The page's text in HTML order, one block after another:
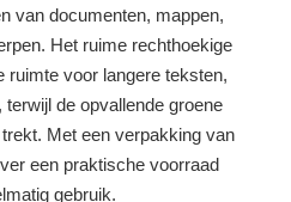
van documenten, mappen,
Het ruime rechthoekige
ruimte voor langere teksten,
de opvallende groene
Met een verpakking van
een praktische voorraad
gebruik.